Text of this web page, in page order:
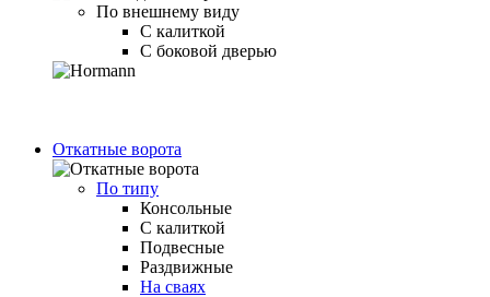
По внешнему виду
С калиткой
С боковой дверью
Откатные ворота
По типу
Консольные
С калиткой
Подвесные
Раздвижные
На сваях